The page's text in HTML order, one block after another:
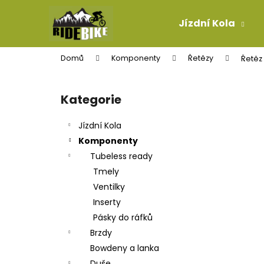
Jízdní Kola
Domů Komponenty Řetězy Řetěz
Přeskočit
kategorie
Kategorie
Jízdní Kola
Komponenty
Tubeless ready
Tmely
Ventilky
Inserty
Pásky do ráfků
Brzdy
Bowdeny a lanka
í
Zpět
do
obchodu
Zpět
do
obchodu
KONCOVKA LANKA